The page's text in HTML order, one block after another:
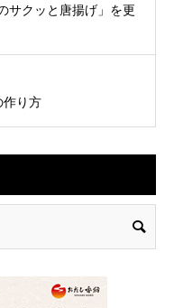
サクッと唐揚げ」を更
作り方